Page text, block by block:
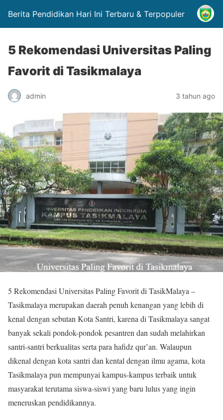
Berita Pendidikan Hari Ini Terbaru & Terpopuler
5 Rekomendasi Universitas Paling
Favorit di Tasikmalaya
admin 3 tahun ago
5 Rekomendasi Universitas Paling Favorit di TasikMalaya –
Tasikmalaya merupakan daerah penuh kenangan yang lebih di
kenal dengan sebutan Kota Santri, karena di Tasikmalaya sangat
banyak sekali pondok-pondok pesantren dan sudah melahirkan
santri-santri berkualitas serta para hafidz qur’an. Walaupun
dikenal dengan kota santri dan kental dengan ilmu agama, kota
Tasikmalaya pun mempunyai kampus-kampus terbaik untuk
masyarakat terutama siswa-siswi yang baru lulus yang ingin
meneruskan pendidikannya.